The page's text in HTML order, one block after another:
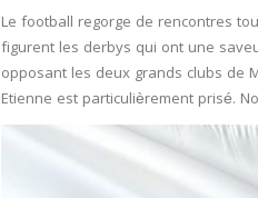
Le football regorge de rencontres
figurent les derbys qui ont une
opposant les deux grands clubs de
Etienne est particulièrement prisé.